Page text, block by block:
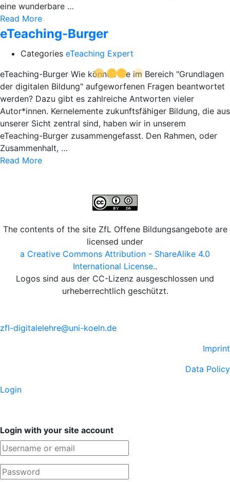
eine wunderbare …
Read More
eTeaching-Burger
Categories eTeaching Expert
eTeaching-Burger Wie können die im Bereich "Grundlagen
der digitalen Bildung" aufgeworfenen Fragen beantwortet
werden? Dazu gibt es zahlreiche Antworten vieler
Autor*innen. Kernelemente zukunftsfähiger Bildung, die aus
unserer Sicht zentral sind, haben wir in unserem
eTeaching-Burger zusammengefasst. Den Rahmen, oder
Zusammenhalt, …
Read More
The contents of the site ZfL Offene Bildungsangebote are
licensed under
a Creative Commons Attribution - ShareAlike 4.0
International License..
Logos sind aus der CC-Lizenz ausgeschlossen und
urheberrechtlich geschützt.
zfl-digitalelehre@uni-koeln.de
Imprint
Data Policy
Login
Login with your site account